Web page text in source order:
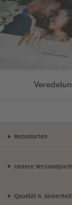
Bezahlarten
Unsere
Qualität & Sicherheit